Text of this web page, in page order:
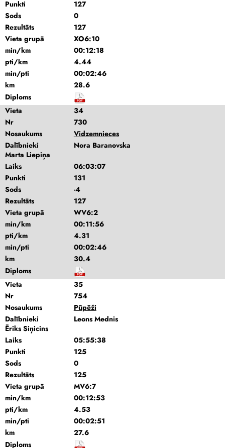
Punkti
127
Sods
0
Rezultāts
127
Vieta grupā
XO6:10
min/km
00:12:18
pti/km
4.44
min/pti
00:02:46
km
28.6
Diploms
Vieta
34
Nr
730
Nosaukums
Vidzemnieces
Dalībnieki
Nora Baranovska
Marta Liepiņa
Laiks
06:03:07
Punkti
131
Sods
-4
Rezultāts
127
Vieta grupā
WV6:2
min/km
00:11:56
pti/km
4.31
min/pti
00:02:46
km
30.4
Diploms
Vieta
35
Nr
754
Nosaukums
Pūpēži
Dalībnieki
Leons Mednis
Ēriks Siņicins
Laiks
05:55:38
Punkti
125
Sods
0
Rezultāts
125
Vieta grupā
MV6:7
min/km
00:12:53
pti/km
4.53
min/pti
00:02:51
km
27.6
Diploms